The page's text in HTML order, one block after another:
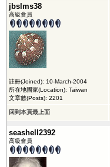
jbslms38
高級會員
註冊(Joined): 10-March-2004
所在地國家(Location): Taiwan
文章數(Posts): 2201
回到本頁最上面
seashell2392
高級會員